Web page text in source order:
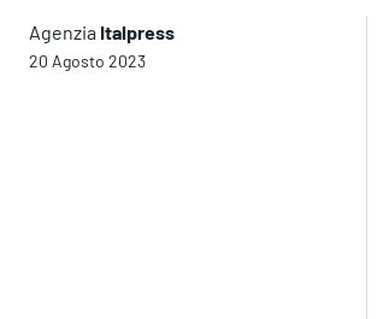
Agenzia Italpress
20 Agosto 2023